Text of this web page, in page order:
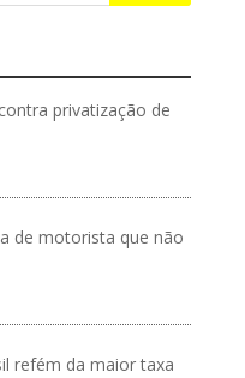
privatização de
de motorista que não
refém da maior taxa